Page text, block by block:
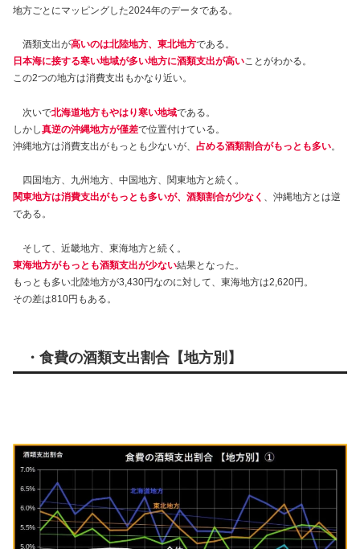
地方ごとにマッピングした2024年のデータである。
酒類支出が高いのは北陸地方、東北地方である。
日本海に接する寒い地域が多い地方に酒類支出が高いことがわかる。
この2つの地方は消費支出もかなり近い。
次いで北海道地方もやはり寒い地域である。
しかし真逆の沖縄地方が僅差で位置付けている。
沖縄地方は消費支出がもっとも少ないが、 占める酒類割合がもっとも多い。
四国地方、九州地方、中国地方、関東地方と続く。
関東地方は消費支出がもっとも多いが、酒類割合が少なく 、沖縄地方とは逆
である。
そして、近畿地方、東海地方と続く。
東海地方がもっとも酒類支出が少ない結果となった。
もっとも多い北陸地方が3,430円なのに対して、東海地方は2,620円。
その差は810円もある。
・食費の酒類支出割合【地方別】